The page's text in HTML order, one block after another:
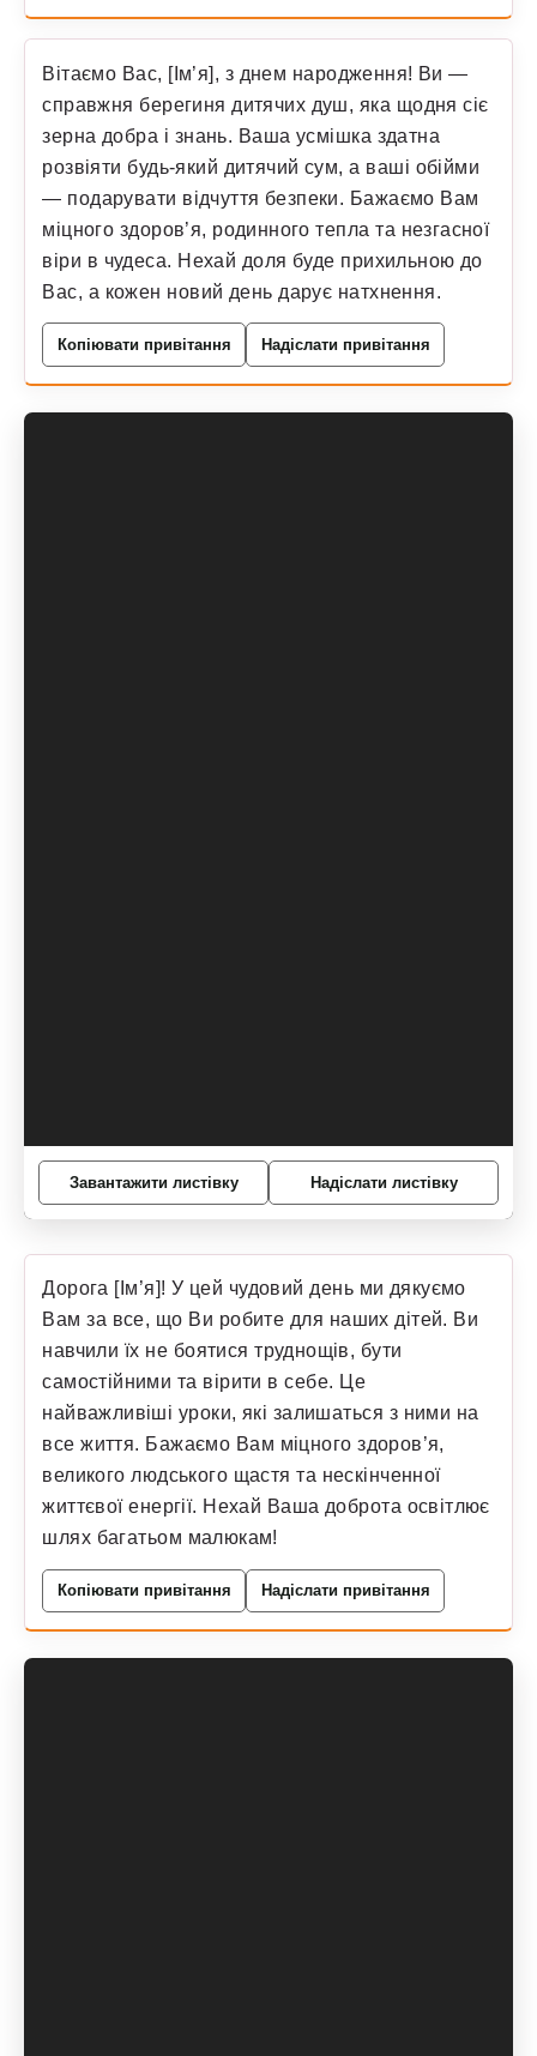
Вітаємо Вас, [Ім’я], з днем народження! Ви —
справжня берегиня дитячих душ, яка щодня сіє
зерна добра і знань. Ваша усмішка здатна
розвіяти будь-який дитячий сум, а ваші обійми
— подарувати відчуття безпеки. Бажаємо Вам
міцного здоров’я, родинного тепла та незгасної
віри в чудеса. Нехай доля буде прихильною до
Вас, а кожен новий день дарує натхнення.
Копіювати привітання Надіслати привітання
Завантажити листівку Надіслати листівку
Дорога [Ім’я]! У цей чудовий день ми дякуємо
Вам за все, що Ви робите для наших дітей. Ви
навчили їх не боятися труднощів, бути
самостійними та вірити в себе. Це
найважливіші уроки, які залишаться з ними на
все життя. Бажаємо Вам міцного здоров’я,
великого людського щастя та нескінченної
життєвої енергії. Нехай Ваша доброта освітлює
шлях багатьом малюкам!
Копіювати привітання Надіслати привітання